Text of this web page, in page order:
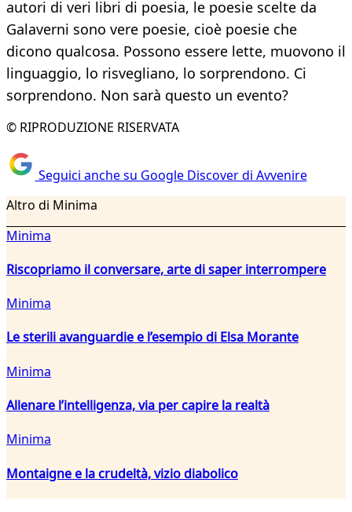
autori di veri libri di poesia, le poesie scelte da
Galaverni sono vere poesie, cioè poesie che
dicono qualcosa. Possono essere lette, muovono il
linguaggio, lo risvegliano, lo sorprendono. Ci
sorprendono. Non sarà questo un evento?
© RIPRODUZIONE RISERVATA
Seguici anche su Google Discover di Avvenire
Altro di Minima
Minima
Riscopriamo il conversare, arte di saper interrompere
Minima
Le sterili avanguardie e l’esempio di Elsa Morante
Minima
Allenare l’intelligenza, via per capire la realtà
Minima
Montaigne e la crudeltà, vizio diabolico